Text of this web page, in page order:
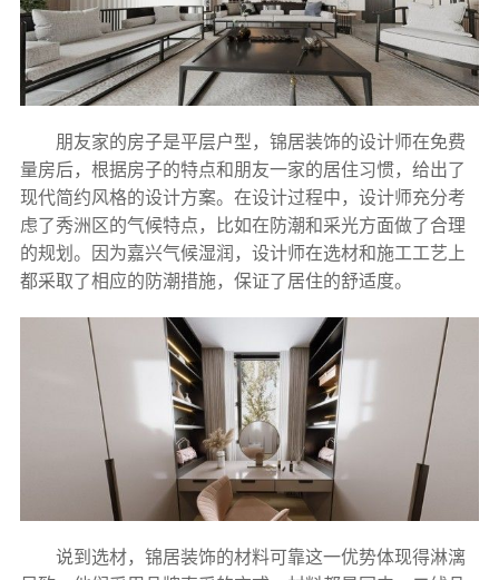
朋友家的房子是平层户型，锦居装饰的设计师在免费
量房后，根据房子的特点和朋友一家的居住习惯，给出了
现代简约风格的设计方案。在设计过程中，设计师充分考
虑了秀洲区的气候特点，比如在防潮和采光方面做了合理
的规划。因为嘉兴气候湿润，设计师在选材和施工工艺上
都采取了相应的防潮措施，保证了居住的舒适度。
说到选材，锦居装饰的材料可靠这一优势体现得淋漓